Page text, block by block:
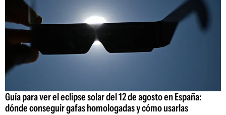
Guía para ver el eclipse solar del 12 de agosto en España:
dónde conseguir gafas homologadas y cómo usarlas